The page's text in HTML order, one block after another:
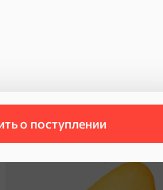
о поступлении